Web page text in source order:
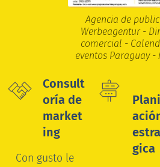
Agencia de
Werbeagentur -
comercial -
eventos Paraguay -
Consult
oría de
market
ing
Con gusto le
gica